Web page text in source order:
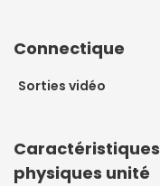
Connectique
Sorties vidéo
Caractéristiques
physiques unité